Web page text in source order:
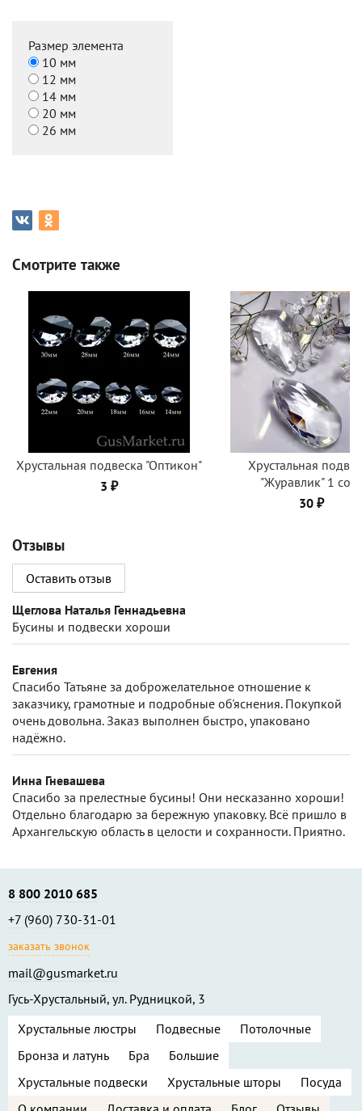
Размер элемента
10 мм
12 мм
14 мм
20 мм
26 мм
Смотрите также
Хрустальная подвеска "Оптикон"
3 ₽
Хрустальная
"Журавлик" 1 сорт
30 ₽
Отзывы
Оставить отзыв
Щеглова Наталья Геннадьевна
Бусины и подвески хороши
Евгения
Спасибо Татьяне за доброжелательное отношение к
заказчику, грамотные и подробные об'яснения. Покупкой
очень довольна. Заказ выполнен быстро, упаковано
надёжно.
Инна Гневашева
Спасибо за прелестные бусины! Они несказанно хороши!
Отдельно благодарю за бережную упаковку. Всё пришло в
Архангельскую область в целости и сохранности. Приятно.
Хрустальные люстры Подвесные
Потолочные
Бронза и латунь
Бра
Большие
Хрустальные подвески
Хрустальные шторы Посуда
8 800 2010 685
+7 (960) 730-31-01
заказать звонок
mail@gusmarket.ru
Гусь-Хрустальный, ул. Рудницкой, 3